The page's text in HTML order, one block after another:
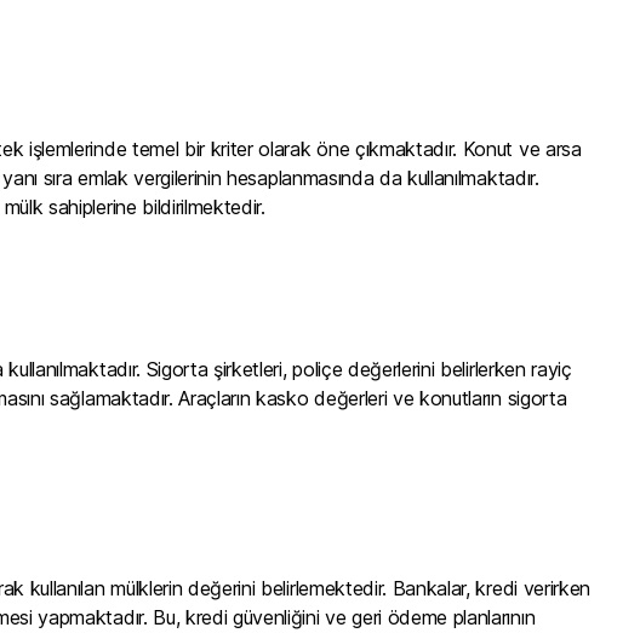
işlemlerinde temel bir kriter olarak öne çıkmaktadır. Konut ve arsa
sıra emlak vergilerinin hesaplanmasında da kullanılmaktadır.
sahiplerine bildirilmektedir.
Sigorta şirketleri, poliçe değerlerini belirlerken rayiç
sağlamaktadır. Araçların kasko değerleri ve konutların sigorta
kullanılan mülklerin değerini belirlemektedir. Bankalar, kredi verirken
yapmaktadır. Bu, kredi güvenliğini ve geri ödeme planlarının